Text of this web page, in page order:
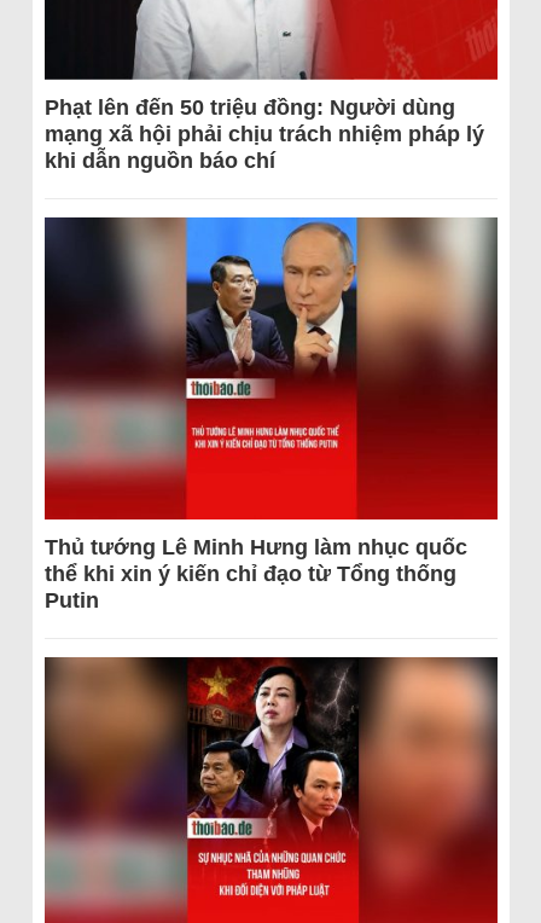
Phạt lên đến 50 triệu đồng: Người dùng
mạng xã hội phải chịu trách nhiệm pháp lý
khi dẫn nguồn báo chí
Thủ tướng Lê Minh Hưng làm nhục quốc
thể khi xin ý kiến chỉ đạo từ Tổng thống
Putin